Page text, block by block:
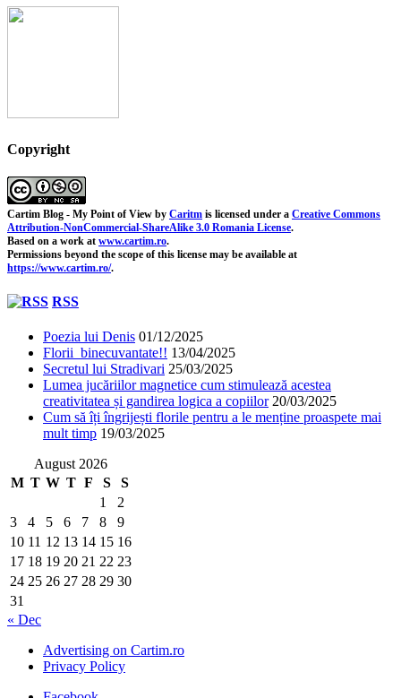
Copyright
Cartim Blog - My Point of View by Caritm is licensed under a Creative Commons
Attribution-NonCommercial-ShareAlike 3.0 Romania License.
Based on a work at www.cartim.ro.
Permissions beyond the scope of this license may be available at
https://www.cartim.ro/.
RSS
Poezia lui Denis 01/12/2025
Florii binecuvantate!! 13/04/2025
Secretul lui Stradivari 25/03/2025
Lumea jucăriilor magnetice cum stimulează acestea
creativitatea și gandirea logica a copiilor 20/03/2025
Cum să îți îngrijești florile pentru a le menține proaspete mai
mult timp 19/03/2025
August 2026
M T W T F S
S
1
2
3
4 5 6 7 8
9
10 11 12 13 14 15 16
17 18 19 20 21 22 23
24 25 26 27 28 29 30
31
« Dec
Advertising on Cartim.ro
Privacy Policy